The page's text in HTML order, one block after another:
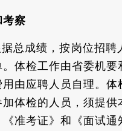
考察
总成绩，按岗位招聘
体检工作由省委机要
由应聘人员自理。体
体检的人员，须提供
准考证》和《面试通